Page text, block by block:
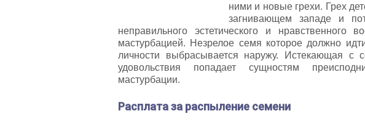
ними и новые грехи. Грех
загнивающем западе и
неправильного эстетического и нравственного
мастурбацией. Незрелое семя которое должно
личности выбрасывается наружу. Истекающая с
удовольствия попадает сущностям
мастурбации.
Расплата за распыление семени